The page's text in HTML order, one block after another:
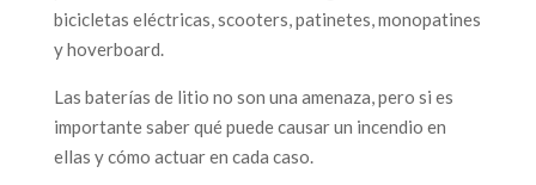
bicicletas eléctricas, scooters, patinetes, monopatines
y hoverboard.
Las baterías de litio no son una amenaza, pero si es
importante saber qué puede causar un incendio en
ellas y cómo actuar en cada caso.